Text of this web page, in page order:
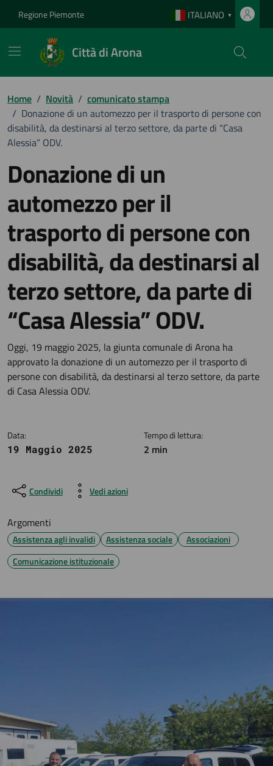
Regione Piemonte ITALIANO ▼
Città di Arona
Home / Novità / comunicato stampa
/ Donazione di un automezzo per il trasporto di persone con
disabilità, da destinarsi al terzo settore, da parte di “Casa
Alessia” ODV.
Donazione di un
automezzo per il
trasporto di persone con
disabilità, da destinarsi al
terzo settore, da parte di
“Casa Alessia” ODV.
Dettagli della notizia
Oggi, 19 maggio 2025, la giunta comunale di Arona ha
approvato la donazione di un automezzo per il trasporto di
persone con disabilità, da destinarsi al terzo settore, da parte
di Casa Alessia ODV.
Data:
19 Maggio 2025
Tempo di lettura:
2 min
Condividi Vedi azioni
Argomenti
Assistenza agli invalidi Assistenza sociale
Associazioni
Comunicazione istituzionale